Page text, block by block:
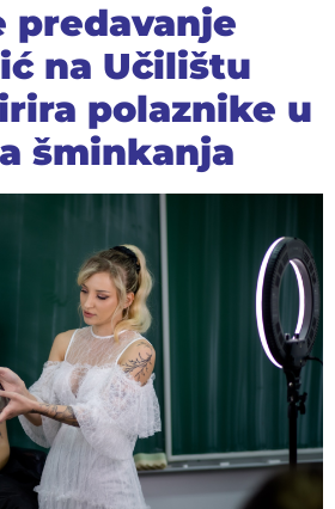
predavanje
na Učilištu
polaznike u
šminkanja